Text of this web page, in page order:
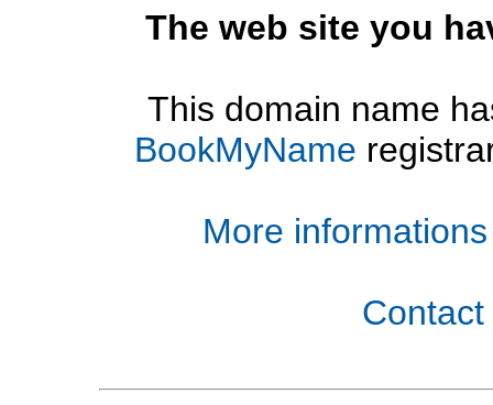
The web site you
This domain name
BookMyName
More